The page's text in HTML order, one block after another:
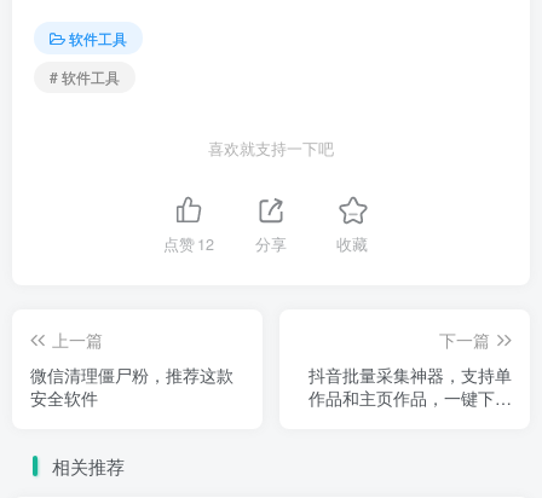
软件工具
# 软件工具
喜欢就支持一下吧
点赞12 分享 收藏
上一篇
微信清理僵尸粉，推荐这款
安全软件
下一篇
抖音批量采集神器，支持单
作品和主页作品，一键下载
相关推荐